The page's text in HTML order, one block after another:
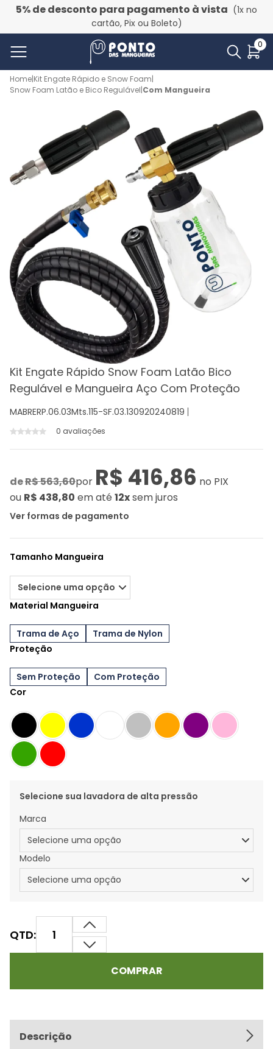
5% de desconto para pagamento à vista (1x no
cartão, Pix ou Boleto)
0
Home|Kit Engate Rápido e Snow Foam|
Snow Foam Latão e Bico Regulável|Com Mangueira
Kit Engate Rápido Snow Foam Latão Bico
Regulável e Mangueira Aço Com Proteção
MABRERP.06.03Mts.115-SF.03.130920240819
0 avaliações
deR$ 563,60por R$ 416,86 no PIX
ou R$ 438,80 em até 12xsem juros
Ver formas de pagamento
Tamanho Mangueira
Material Mangueira
Trama de Aço
Trama de Nylon
Proteção
Sem Proteção
Com Proteção
Cor
QTD:
COMPRAR
Selecione sua lavadora de alta pressão
Marca
Modelo
Descrição